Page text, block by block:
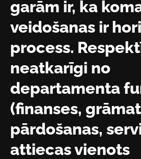
garām ir, ka
veidošanas ir
process.
neatkarīgi no
departamenta
(finanses,
pārdošanas,
attiecas vienots